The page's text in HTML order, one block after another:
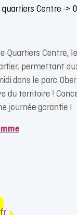
quartiers Centre ->
Quartiers Centre,
permettant
dans le parc
du territoire !
journée garantie !